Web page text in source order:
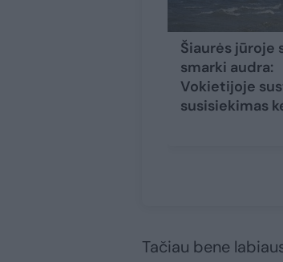
Šiaurės jūroje
smarki audra:
Vokietijoje
susisiekimas
Tačiau bene